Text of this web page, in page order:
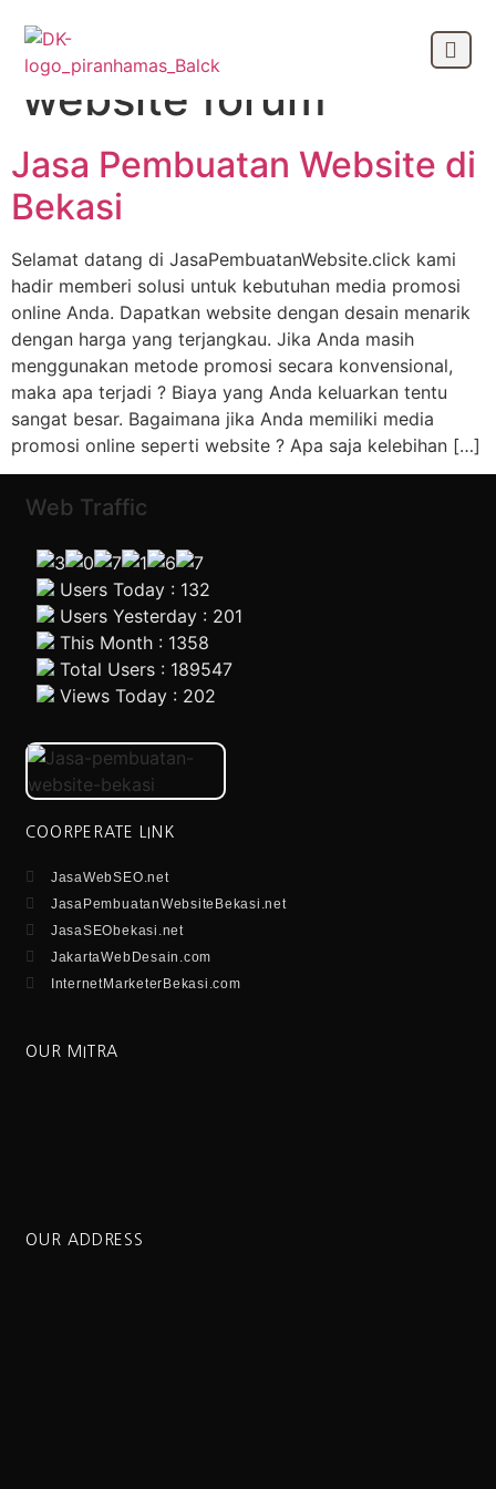
Tag:
jasa pembuatan
website forum
Jasa Pembuatan Website di
Bekasi
Selamat datang di JasaPembuatanWebsite.click kami
hadir memberi solusi untuk kebutuhan media promosi
online Anda. Dapatkan website dengan desain menarik
dengan harga yang terjangkau. Jika Anda masih
menggunakan metode promosi secara konvensional,
maka apa terjadi ? Biaya yang Anda keluarkan tentu
sangat besar. Bagaimana jika Anda memiliki media
promosi online seperti website ? Apa saja kelebihan […]
Web Traffic
Users Today : 132
Users Yesterday : 201
This Month : 1358
Total Users : 189547
Views Today : 202
COORPERATE LINK
JasaWebSEO.net
JasaPembuatanWebsiteBekasi.net
JasaSEObekasi.net
JakartaWebDesain.com
InternetMarketerBekasi.com
OUR MITRA
OUR ADDRESS